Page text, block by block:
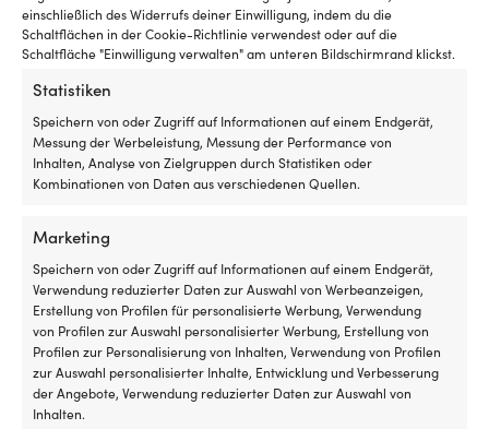
einschließlich des Widerrufs deiner Einwilligung, indem du die
Schaltflächen in der Cookie-Richtlinie verwendest oder auf die
Schaltfläche "Einwilligung verwalten" am unteren Bildschirmrand klickst.
Statistiken
Speichern von oder Zugriff auf Informationen auf einem Endgerät,
Messung der Werbeleistung, Messung der Performance von
Inhalten, Analyse von Zielgruppen durch Statistiken oder
Kombinationen von Daten aus verschiedenen Quellen.
Marketing
Speichern von oder Zugriff auf Informationen auf einem Endgerät,
Verwendung reduzierter Daten zur Auswahl von Werbeanzeigen,
Erstellung von Profilen für personalisierte Werbung, Verwendung
von Profilen zur Auswahl personalisierter Werbung, Erstellung von
Profilen zur Personalisierung von Inhalten, Verwendung von Profilen
zur Auswahl personalisierter Inhalte, Entwicklung und Verbesserung
der Angebote, Verwendung reduzierter Daten zur Auswahl von
Inhalten.
MwSt. inkl.
Bleiankerleine mit rostfreier
Kausche Robline Poseidon, 16-
fach geflochtenes Polyester,
Ø16 mm, 50 Meter (Blei 15
Meter), mit Tasche, weiß
1 VORRÄTIG
Bleiankerleine mit rostfreier
Kausche Liros Handy-Anchor,
geflochtenes Polyester, Ø10
mm x 40 Meter, weiß/blau
1 VORRÄTIG (KANN